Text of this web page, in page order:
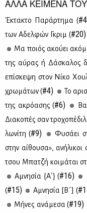
ΑΛΛΑ ΚΕΙΜΕΝΑ
Έκτα­κτο Πα­ράρ­τη­μα (
των Αδελ­φών Γκριμ (#20)
Μα ποιός ακού­ει
της αύ­ρας ή Δά­σκα­λος
επί­σκε­ψη στον Νί­κο
χρω­μά­των (#4) Το
της ακρό­α­σης (#6)
Δια­κο­πές σαν
λω­νί­τη (#9) Φυ­σά­ει
στην αί­θου­σα», ανή­λι­κοι
τσου Μπα­τζή κοι­μά­ται
Αμνη­σία {Α΄} (#16)
(#15) Αμνη­σία [Β´] (
Μή­νες ανά­με­σα (#19)